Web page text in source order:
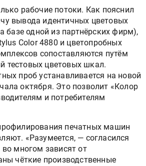
рабочие потоки. Как пояснил
вывода идентичных цветовых
базе одной из партнёрских фирм),
Color 4880 и цветопробных
сопоставляются путём
тестовых цветовых шкал.
проб устанавливается на новой
октября. Это позволит «Колор
и потребителям
печатных машин
«Разумеется, — согласился
многом зависят от
чёткие производственные